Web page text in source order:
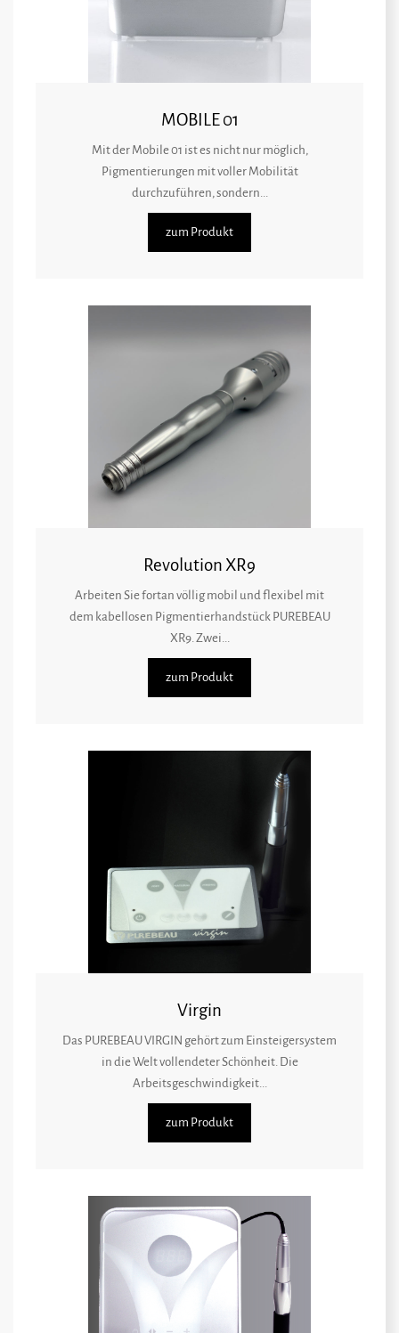
MOBILE 01
Mit der Mobile 01 ist es nicht nur möglich,
Pigmentierungen mit voller Mobilität
durchzuführen, sondern...
zum Produkt
Revolution XR9
Arbeiten Sie fortan völlig mobil und flexibel mit
dem kabellosen Pigmentierhandstück PUREBEAU
XR9. Zwei...
zum Produkt
Virgin
Das PUREBEAU VIRGIN gehört zum Einsteigersystem
in die Welt vollendeter Schönheit. Die
Arbeitsgeschwindigkeit...
zum Produkt